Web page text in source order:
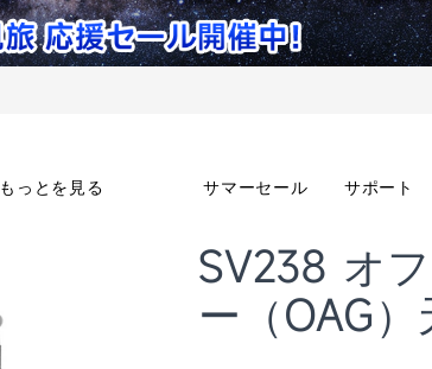
もっとを見る サマーセール サポート
SV238 オ
ー（OAG